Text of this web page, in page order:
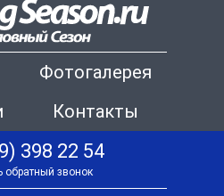
Фотогалерея
Контакты
398 22 54
обратный звонок